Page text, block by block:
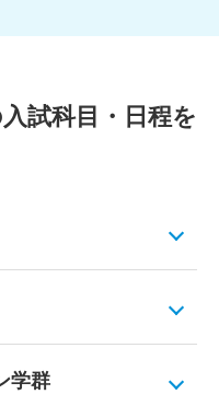
試科目・日程を
学群